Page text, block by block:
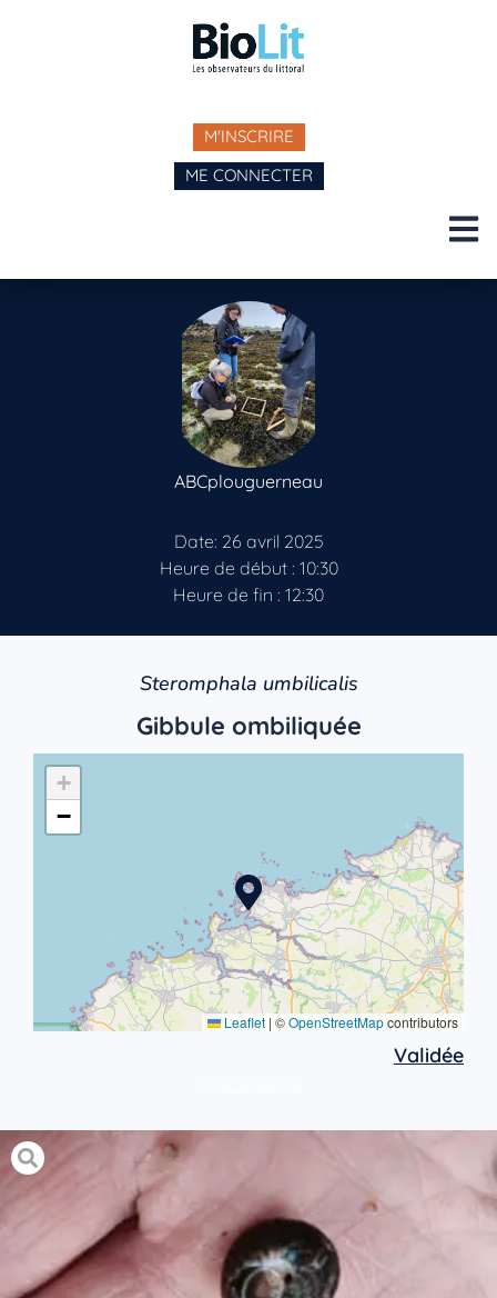
M'INSCRIRE
ME CONNECTER
ABCplouguerneau
Date: 26 avril 2025
Heure de début : 10:30
Heure de fin : 12:30
Steromphala umbilicalis
Gibbule ombiliquée
+
−
Leaflet | ©OpenStreetMapcontributors
Validée